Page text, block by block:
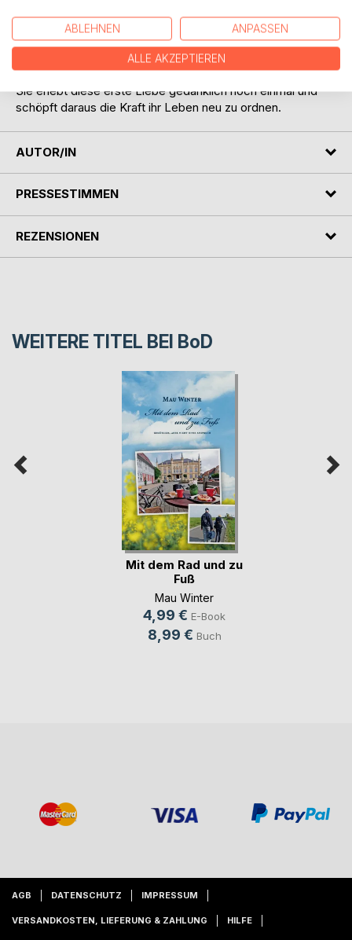
um ihre erste Liebe. Um ihre Gefühle zu ordnen, fährt sie
auf die ihr wohl vertraute Insel Bornholm.
Paul, ihre große Liebe, begleitet sie in ihren Tagträumen.
Sie erlebt diese erste Liebe gedanklich noch einmal und
schöpft daraus die Kraft ihr Leben neu zu ordnen.
AUTOR/IN
PRESSESTIMMEN
REZENSIONEN
WEITERE TITEL BEI BoD
Mit dem Rad und zu
Fuß
Mau Winter
4,99 € E-Book
8,99 € Buch
AGB DATENSCHUTZ IMPRESSUM
VERSANDKOSTEN, LIEFERUNG & ZAHLUNG HILFE
ABLEHNEN ANPASSEN
ALLE AKZEPTIEREN